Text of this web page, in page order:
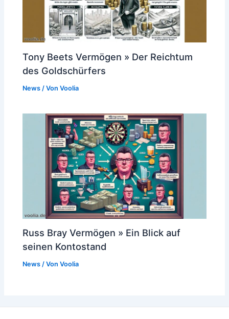
Tony Beets Vermögen » Der Reichtum
des Goldschürfers
News / VonVoolia
Russ Bray Vermögen » Ein Blick auf
seinen Kontostand
News / VonVoolia